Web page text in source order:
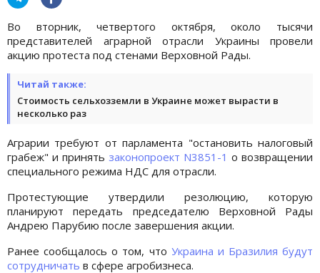
Во вторник, четвертого октября, около тысячи
представителей аграрной отрасли Украины провели
акцию протеста под стенами Верховной Рады.
Читай также:
Стоимость сельхозземли в Украине может вырасти в
несколько раз
Аграрии требуют от парламента "остановить налоговый
грабеж" и принять законопроект N3851-1 о возвращении
специального режима НДС для отрасли.
Протестующие утвердили резолюцию, которую
планируют передать председателю Верховной Рады
Андрею Парубию после завершения акции.
Ранее сообщалось о том, что Украина и Бразилия будут
сотрудничать в сфере агробизнеса.